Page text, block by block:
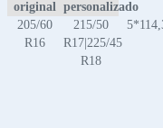
original personalizado
205/60
R16
215/50
R17|225/45
R18